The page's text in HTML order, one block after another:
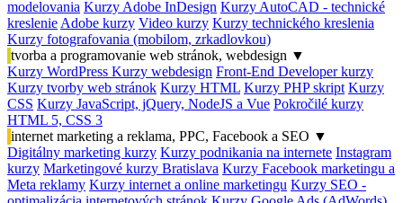
modelovania Kurzy Adobe InDesign Kurzy AutoCAD - technické
kreslenie Adobe kurzy Video kurzy Kurzy technického kreslenia
Kurzy fotografovania (mobilom, zrkadlovkou)
tvorba a programovanie web stránok, webdesign ▼
Kurzy WordPress Kurzy webdesign Front-End Developer kurzy
Kurzy tvorby web stránok Kurzy HTML Kurzy PHP skript Kurzy
CSS Kurzy JavaScript, jQuery, NodeJS a Vue Pokročilé kurzy
HTML 5, CSS 3
internet marketing a reklama, PPC, Facebook a SEO ▼
Digitálny marketing kurzy Kurzy podnikania na internete Instagram
kurzy Marketingové kurzy Bratislava Kurzy Facebook marketingu a
Meta reklamy Kurzy internet a online marketingu Kurzy SEO -